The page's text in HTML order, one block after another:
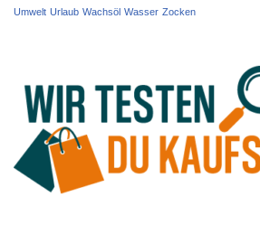
Umwelt Urlaub Wachsöl Wasser Zocken